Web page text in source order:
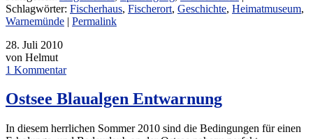
Schlagwörter: Fischerhaus, Fischerort, Geschichte, Heimatmuseum,
Warnemünde | Permalink
28. Juli 2010
von Helmut
1 Kommentar
Ostsee Blaualgen Entwarnung
In diesem herrlichen Sommer 2010 sind die Bedingungen für einen